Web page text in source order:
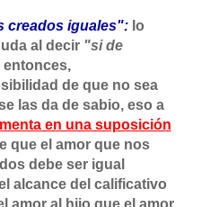
creados iguales": lo
al decir "si de
de que no sea
las da de sabio, eso a
en una suposición
que el amor que nos
debe ser igual
alcance del calificativo